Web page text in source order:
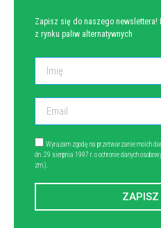
Zapisz się do naszego newslettera!
z rynku paliw alternatywnych
Wyrażam zgodę na przetwarzanie moich
dn. 29 sierpnia 1997 r. o ochronie danych
zm.).
ZAPISZ